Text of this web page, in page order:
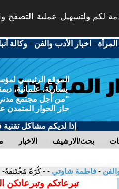
لكم ولتسهيل عملية التصفح
المرأة - اخبار الأدب والفن -وكالة
الموقع الرئيسي
يسارية، علمانية،
"من أجل مجتمع مدني
حاز الحوار المتمدن
إذا لديكم مشاكل
الاخبار بحث/الارشيف
- فاطمة شاوتي - - كُرَةٌ مُخْتَنقَةٌ-
تبرعاتكم وتبرعاتكن